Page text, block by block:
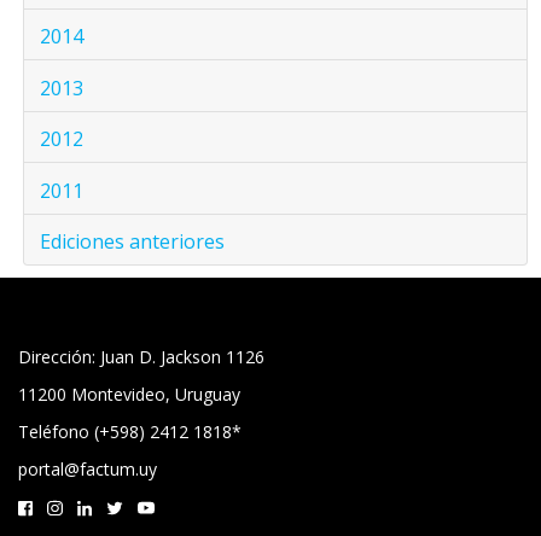
2014
2013
2012
2011
Ediciones anteriores
Dirección: Juan D. Jackson 1126
11200 Montevideo, Uruguay
Teléfono (+598) 2412 1818*
portal@factum.uy